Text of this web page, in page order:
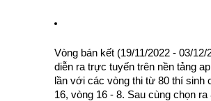
Vòng bán kết (19/11/2022 - 03/12/
diễn ra trực tuyến trên nền tảng
lần với các vòng thi từ 80 thí sinh
16, vòng 16 - 8. Sau cùng chọn